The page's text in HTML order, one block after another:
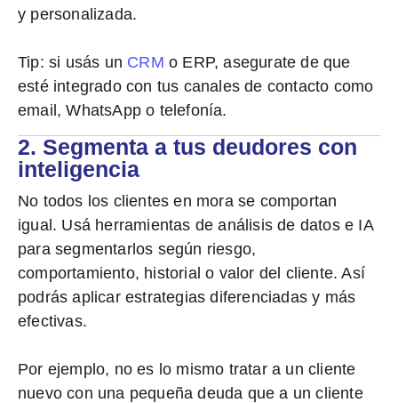
y personalizada.
Tip: si usás un CRM o ERP, asegurate de que
esté integrado con tus canales de contacto como
email, WhatsApp o telefonía.
2. Segmenta a tus deudores con
inteligencia
No todos los clientes en mora se comportan
igual. Usá herramientas de análisis de datos e IA
para segmentarlos según riesgo,
comportamiento, historial o valor del cliente. Así
podrás aplicar estrategias diferenciadas y más
efectivas.
Por ejemplo, no es lo mismo tratar a un cliente
nuevo con una pequeña deuda que a un cliente